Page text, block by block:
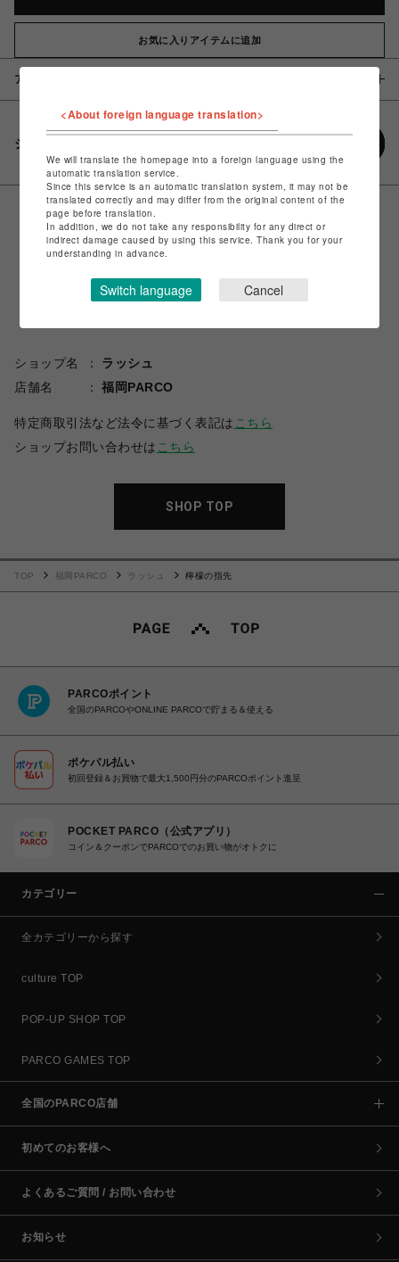
お気に入りアイテムに追加
アイテム説明 / 素材
シェアする
ショップ名
ラッシュ
店舗名
福岡PARCO
特定商取引法など法令に基づく表記は こちら
ショップお問い合わせは こちら
SHOP TOP
TOP 福岡PARCO ラッシュ 檸檬の指先
PARCOポイント
全国のPARCOやONLINE PARCOで貯まる＆使える
ポケパル払い
初回登録＆お買物で最大1,500円分のPARCOポイント進呈
POCKET PARCO（公式アプリ）
コイン＆クーポンでPARCOでのお買い物がオトクに
カテゴリー
全カテゴリーから探す
culture TOP
POP-UP SHOP TOP
PARCO GAMES TOP
全国のPARCO店舗
初めてのお客様へ
よくあるご質問 / お問い合わせ
お知らせ
<About foreign language translation>
We will translate the homepage into a foreign language using the
automatic translation service.
Since this service is an automatic translation system, it may not be
translated correctly and may differ from the original content of the
page before translation.
In addition, we do not take any responsibility for any direct or
indirect damage caused by using this service. Thank you for your
understanding in advance.
Switch language Cancel